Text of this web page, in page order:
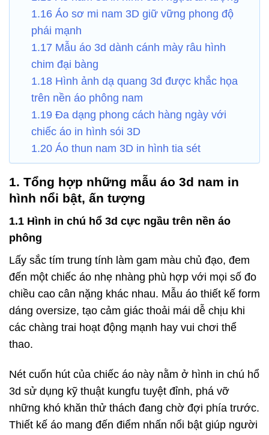
1.16 Áo sơ mi nam 3D giữ vững phong độ
phái mạnh
1.17 Mẫu áo 3d dành cánh mày râu hình
chim đại bàng
1.18 Hình ảnh dạ quang 3d được khắc họa
trên nền áo phông nam
1.19 Đa dạng phong cách hàng ngày với
chiếc áo in hình sói 3D
1.20 Áo thun nam 3D in hình tia sét
1. Tổng hợp những mẫu áo 3d nam in
hình nổi bật, ấn tượng
1.1 Hình in chú hổ 3d cực ngầu trên nền áo
phông
Lấy sắc tím trung tính làm gam màu chủ đạo, đem
đến một chiếc áo nhẹ nhàng phù hợp với mọi số đo
chiều cao cân nặng khác nhau. Mẫu áo thiết kế form
dáng oversize, tạo cảm giác thoải mái dễ chịu khi
các chàng trai hoạt động mạnh hay vui chơi thể
thao.
Nét cuốn hút của chiếc áo này nằm ở hình in chú hổ
3d sử dụng kỹ thuật kungfu tuyệt đỉnh, phá vỡ
những khó khăn thử thách đang chờ đợi phía trước.
Thiết kế áo mang đến điểm nhấn nổi bật giúp người